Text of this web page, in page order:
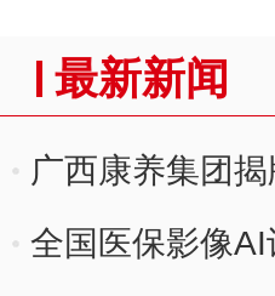
最新新闻
广西康养集团
全国医保影像